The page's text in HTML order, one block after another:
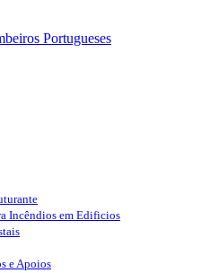
Incêndios em Edificios
e Apoios